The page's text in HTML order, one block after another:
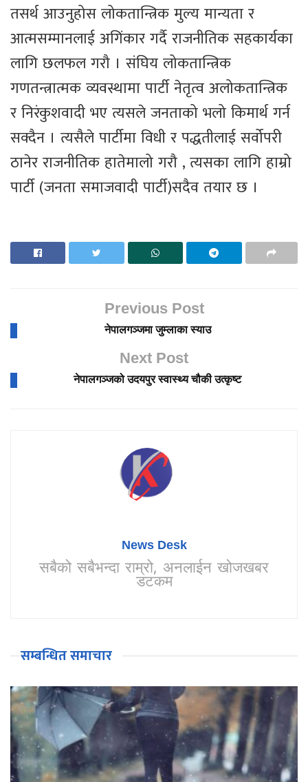
तसर्थ आउनुहोस लोकतान्त्रिक मुल्य मान्यता र
आत्मसम्मानलाई अगिंकार गर्दै राजनीतिक सहकार्यका
लागि छलफल गरौ । संघिय लोकतान्त्रिक
गणतन्त्रात्मक व्यवस्थामा पार्टी नेतृत्व अलोकतान्त्रिक
र निरंकुशवादी भए त्यसले जनताको भलो किमार्थ गर्न
सक्दैन । त्यसैले पार्टीमा विधी र पद्धतीलाई सर्वोपरी
ठानेर राजनीतिक हातेमालो गरौ , त्यसका लागि हाम्रो
पार्टी (जनता समाजवादी पार्टी)सदैव तयार छ ।
Previous Post
नेपालगञ्जमा जुम्लाका स्याउ
Next Post
नेपालगञ्जको उदयपुर स्वास्थ्य चौकी उत्कृष्ट
News Desk
सबैको सबैभन्दा राम्रो, अनलाईन खोजखबर
डटकम
सम्बन्धित समाचार